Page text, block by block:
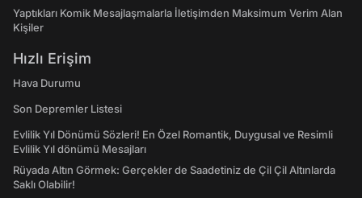
Yaptıkları Komik Mesajlaşmalarla İletişimden Maksimum Verim Alan
Kişiler
Hızlı Erişim
Hava Durumu
Son Depremler Listesi
Evlilik Yıl Dönümü Sözleri! En Özel Romantik, Duygusal ve Resimli
Evlilik Yıl dönümü Mesajları
Rüyada Altın Görmek: Gerçekler de Saadetiniz de Çil Çil Altınlarda
Saklı Olabilir!